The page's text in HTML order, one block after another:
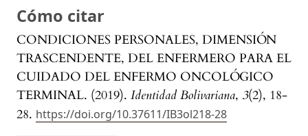
Cómo citar
CONDICIONES PERSONALES, DIMENSIÓN
TRASCENDENTE, DEL ENFERMERO PARA EL
CUIDADO DEL ENFERMO ONCOLÓGICO
TERMINAL. (2019). Identidad Bolivariana, 3(2), 18-
28. https://doi.org/10.37611/IB3ol218-28